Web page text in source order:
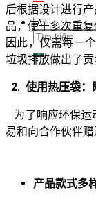
搜
索：
后根据设计进行
品，便于多次重
因此，仅需每一
垃圾排放做出了贡
2. 使用热压袋：
为了响应环保运
易和向合作伙伴赠
产品款式多